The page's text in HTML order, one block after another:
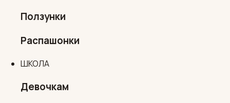
Ползунки
Распашонки
ШКОЛА
Девочкам